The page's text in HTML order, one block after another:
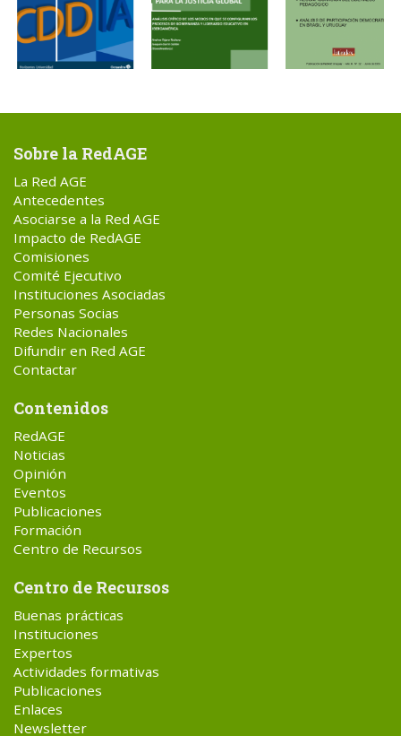
Sobre la RedAGE
La Red AGE
Antecedentes
Asociarse a la Red AGE
Impacto de RedAGE
Comisiones
Comité Ejecutivo
Instituciones Asociadas
Personas Socias
Redes Nacionales
Difundir en Red AGE
Contactar
Contenidos
RedAGE
Noticias
Opinión
Eventos
Publicaciones
Formación
Centro de Recursos
Centro de Recursos
Buenas prácticas
Instituciones
Expertos
Actividades formativas
Publicaciones
Enlaces
Newsletter